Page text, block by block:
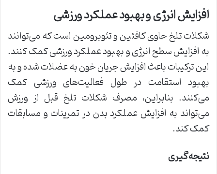
افزایش انرژی و بهبود عملکرد ورزشی
شکلات تلخ حاوی کافئین و تئوبرومین است که می‌توانند
به افزایش سطح انرژی و بهبود عملکرد ورزشی کمک کنند.
این ترکیبات باعث افزایش جریان خون به عضلات شده و به
بهبود استقامت در طول فعالیت‌های ورزشی کمک
می‌کنند. بنابراین، مصرف شکلات تلخ قبل از ورزش
می‌تواند به افزایش عملکرد بدن در تمرینات و مسابقات
کمک کند.
نتیجه‌گیری